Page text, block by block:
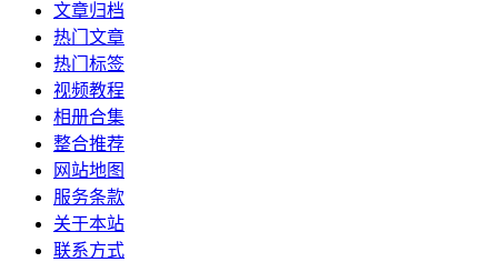
文章归档
热门文章
热门标签
视频教程
相册合集
整合推荐
网站地图
服务条款
关于本站
联系方式